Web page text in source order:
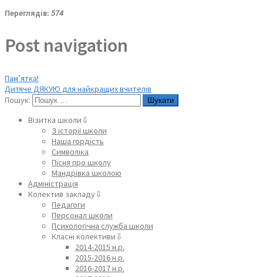
Переглядів: 574
Post navigation
Пам’ятка!
Дитяче ДЯКУЮ для найкращих вчителів
Пошук:
Візитка школи⇩
З історії школи
Наша гордість
Символіка
Пісня про школу
Мандрівка школою
Адміністрація
Колектив закладу⇩
Педагоги
Персонал школи
Психологічна служба школи
Класні колективи⇩
2014-2015 н.р.
2015-2016 н.р.
2016-2017 н.р.